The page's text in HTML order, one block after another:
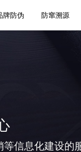
牌防伪 防窜溯源
信息化建设的